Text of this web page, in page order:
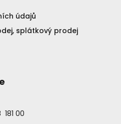
údajů
splátkový prodej
00